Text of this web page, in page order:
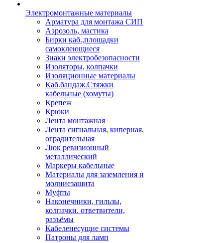
Электромонтажные материалы
Арматура для монтажа СИП
Аэрозоль, мастика
Бирки каб.,площадки
самоклеющиеся
Знаки электробезопасности
Изоляторы, колпачки
Изоляционные материалы
Каб.бандаж.Стяжки
кабельные (хомуты)
Крепеж
Крюки
Лента монтажная
Лента сигнальная, киперная,
оградительная
Люк ревизионный
металлический
Маркеры кабельные
Материалы для заземления и
молниезащита
Муфты
Наконечники, гильзы,
колпачки. ответвители,
разъёмы
Кабеленесущие системы
Патроны для ламп